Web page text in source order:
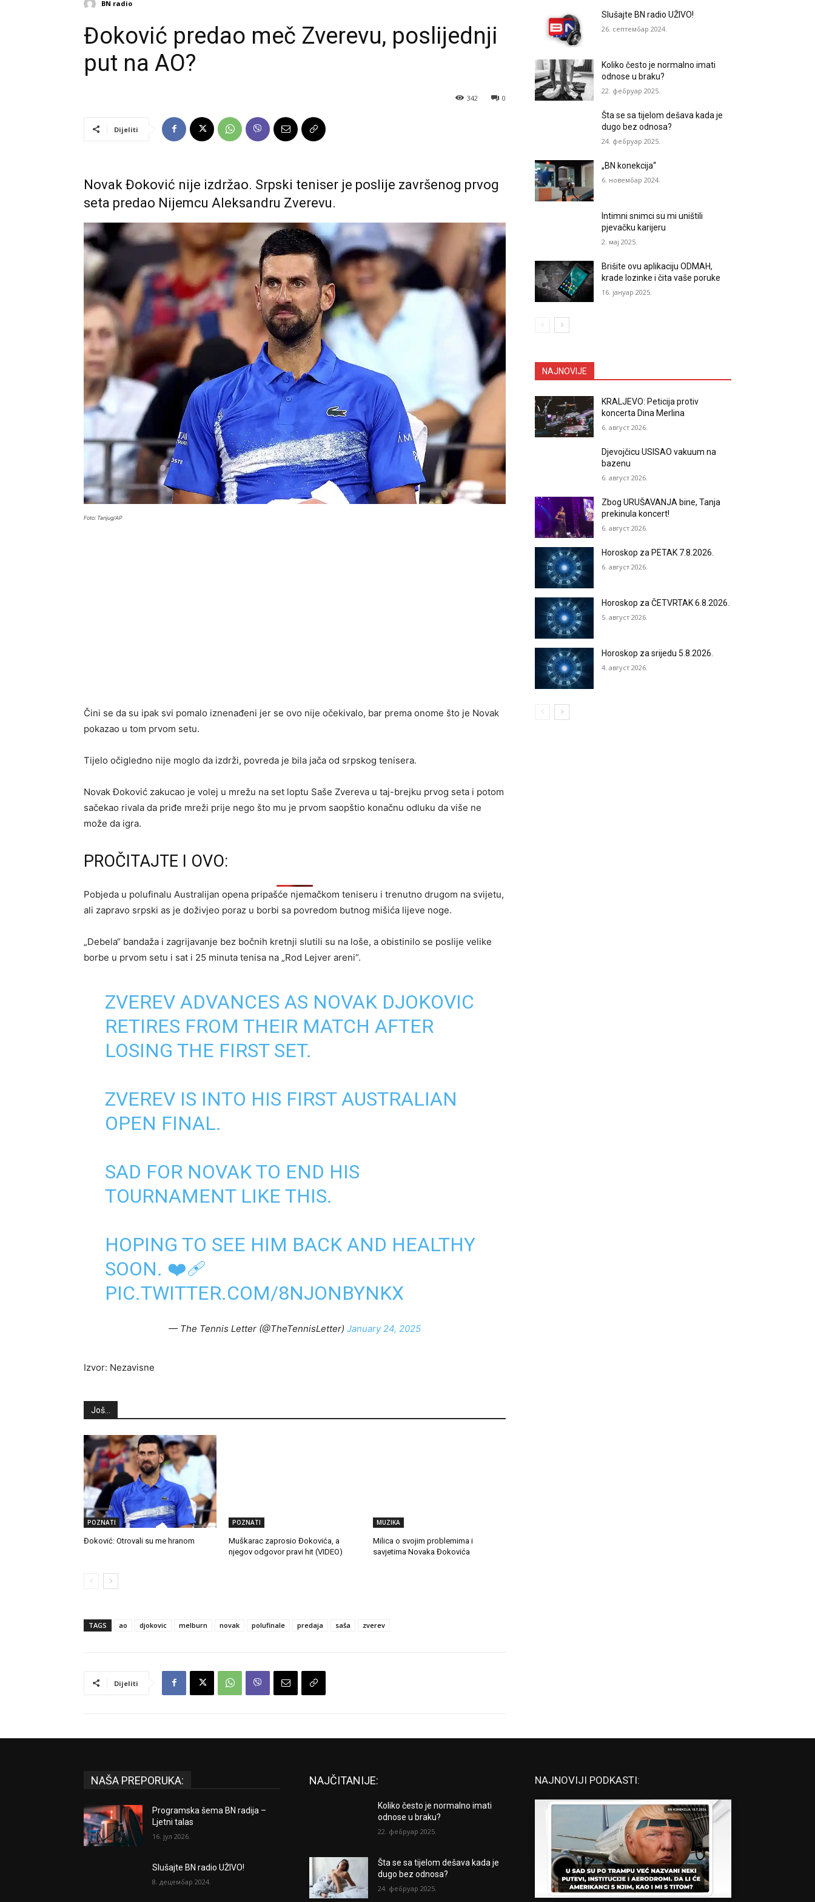
BN radio
Đoković predao meč Zverevu, poslijednji
put na AO?
0
342
Dijeliti
Novak Đoković nije izdržao. Srpski teniser je poslije završenog prvog
seta predao Nijemcu Aleksandru Zverevu.
Foto: Tanjug/AP
Čini se da su ipak svi pomalo iznenađeni jer se ovo nije očekivalo, bar prema onome što je Novak
pokazao u tom prvom setu.
Tijelo očigledno nije moglo da izdrži, povreda je bila jača od srpskog tenisera.
Novak Đoković zakucao je volej u mrežu na set loptu Saše Zvereva u taj-brejku prvog seta i potom
sačekao rivala da priđe mreži prije nego što mu je prvom saopštio konačnu odluku da više ne
može da igra.
PROČITAJTE I OVO:
Pobjeda u polufinalu Australijan opena pripašće njemačkom teniseru i trenutno drugom na svijetu,
ali zapravo srpski as je doživjeo poraz u borbi sa povredom butnog mišića lijeve noge.
„Debela“ bandaža i zagrijavanje bez bočnih kretnji slutili su na loše, a obistinilo se poslije velike
borbe u prvom setu i sat i 25 minuta tenisa na „Rod Lejver areni“.
ZVEREV ADVANCES AS NOVAK DJOKOVIC
RETIRES FROM THEIR MATCH AFTER
LOSING THE FIRST SET.
ZVEREV IS INTO HIS FIRST AUSTRALIAN
OPEN FINAL.
SAD FOR NOVAK TO END HIS
TOURNAMENT LIKE THIS.
HOPING TO SEE HIM BACK AND HEALTHY
SOON. ❤️‍🩹
PIC.TWITTER.COM/8NJONBYNKX
— The Tennis Letter (@TheTennisLetter) January 24, 2025
Izvor: Nezavisne
Još...
POZNATI
Đoković: Otrovali su me hranom
POZNATI
Muškarac zaprosio Đokovića, a
njegov odgovor pravi hit (VIDEO)
MUZIKA
Milica o svojim problemima i
savjetima Novaka Đokovića
TAGS ao djokovic melburn novak polufinale predaja saša zverev
Dijeliti
Slušajte BN radio UŽIVO!
26. септембар 2024.
Koliko često je normalno imati
odnose u braku?
22. фебруар 2025.
Šta se sa tijelom dešava kada je
dugo bez odnosa?
24. фебруар 2025.
„BN konekcija“
6. новембар 2024.
Intimni snimci su mi uništili
pjevačku karijeru
2. мај 2025.
Brišite ovu aplikaciju ODMAH,
krade lozinke i čita vaše poruke
16. јануар 2025.
NAJNOVIJE
KRALJEVO: Peticija protiv
koncerta Dina Merlina
6. август 2026.
Djevojčicu USISAO vakuum na
bazenu
6. август 2026.
Zbog URUŠAVANJA bine, Tanja
prekinula koncert!
6. август 2026.
Horoskop za PETAK 7.8.2026.
6. август 2026.
Horoskop za ČETVRTAK 6.8.2026.
5. август 2026.
Horoskop za srijedu 5.8.2026.
4. август 2026.
NAŠA PREPORUKA:
Programska šema BN radija –
Ljetni talas
16. јул 2026.
Slušajte BN radio UŽIVO!
8. децембар 2024.
NAJČITANIJE:
Koliko često je normalno imati
odnose u braku?
22. фебруар 2025.
Šta se sa tijelom dešava kada je
dugo bez odnosa?
24. фебруар 2025.
NAJNOVIJI PODKASTI: